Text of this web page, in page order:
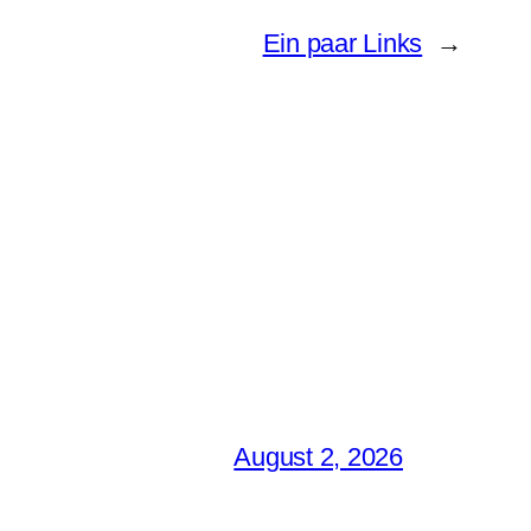
Ein paar Links →
August 2, 2026